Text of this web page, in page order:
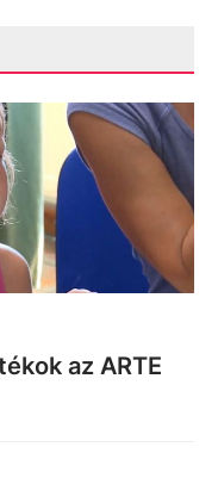
az ARTE